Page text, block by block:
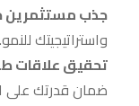
جذب مستثمرين
واستراتيجيتك للنمو.
تحقيق علاقات
ضمان قدرتك على